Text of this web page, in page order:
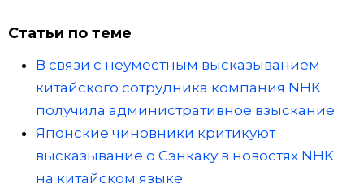
Статьи по теме
В связи с неуместным высказыванием
китайского сотрудника компания NHK
получила административное взыскание
Японские чиновники критикуют
высказывание о Сэнкаку в новостях NHK
на китайском языке